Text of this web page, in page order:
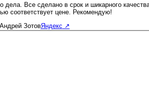
Все сделано в срок и шикарного
соответствует цене. Рекомендую!
Андрей ЗотовЯндекс ↗